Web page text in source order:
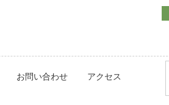
お問い合わせ アクセス